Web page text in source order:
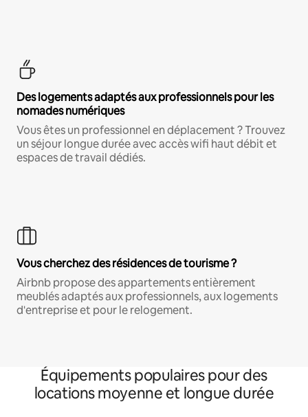
Des logements adaptés aux professionnels pour les
nomades numériques
Vous êtes un professionnel en déplacement ? Trouvez
un séjour longue durée avec accès wifi haut débit et
espaces de travail dédiés.
Vous cherchez des résidences de tourisme ?
Airbnb propose des appartements entièrement
meublés adaptés aux professionnels, aux logements
d'entreprise et pour le relogement.
Équipements populaires pour des
locations moyenne et longue durée